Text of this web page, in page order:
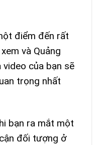
điểm đến rất
và Quảng
của bạn sẽ
trọng nhất
bạn ra mắt một
đối tượng ở